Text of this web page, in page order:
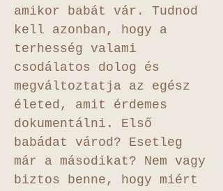
amikor babát vár. Tudnod
kell azonban, hogy a
terhesség valami
csodálatos dolog és
megváltoztatja az egész
életed, amit érdemes
dokumentálni. Első
babádat várod? Esetleg
már a másodikat? Nem vagy
biztos benne, hogy miért